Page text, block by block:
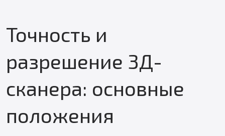
Точность и
разрешение 3Д-
сканера: основные
положения